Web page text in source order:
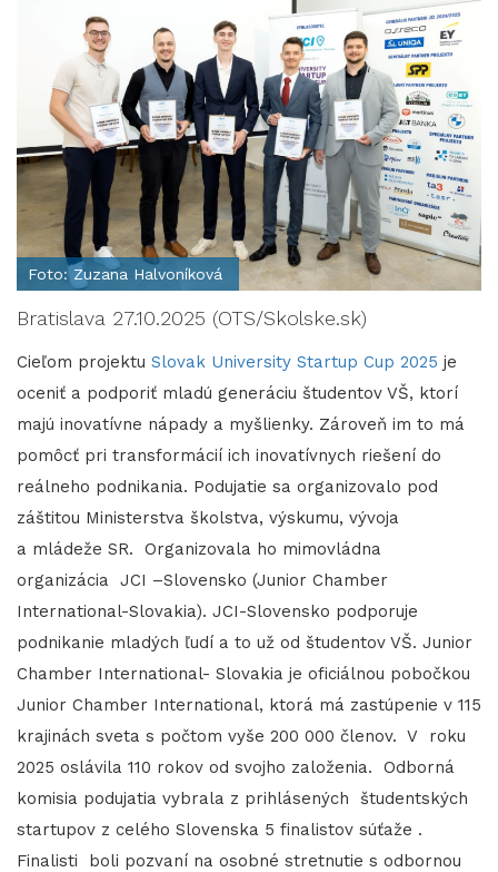
Foto: Zuzana Halvoníková
Bratislava 27.10.2025 (OTS/Skolske.sk)
Cieľom projektu Slovak University Startup Cup 2025 je
oceniť a podporiť mladú generáciu študentov VŠ, ktorí
majú inovatívne nápady a myšlienky. Zároveň im to má
pomôcť pri transformácií ich inovatívnych riešení do
reálneho podnikania. Podujatie sa organizovalo pod
záštitou Ministerstva školstva, výskumu, vývoja
a mládeže SR. Organizovala ho mimovládna
organizácia JCI –Slovensko (Junior Chamber
International-Slovakia). JCI-Slovensko podporuje
podnikanie mladých ľudí a to už od študentov VŠ. Junior
Chamber International- Slovakia je oficiálnou pobočkou
Junior Chamber International, ktorá má zastúpenie v 115
krajinách sveta s počtom vyše 200 000 členov. V roku
2025 oslávila 110 rokov od svojho založenia. Odborná
komisia podujatia vybrala z prihlásených študentských
startupov z celého Slovenska 5 finalistov súťaže .
Finalisti boli pozvaní na osobné stretnutie s odbornou